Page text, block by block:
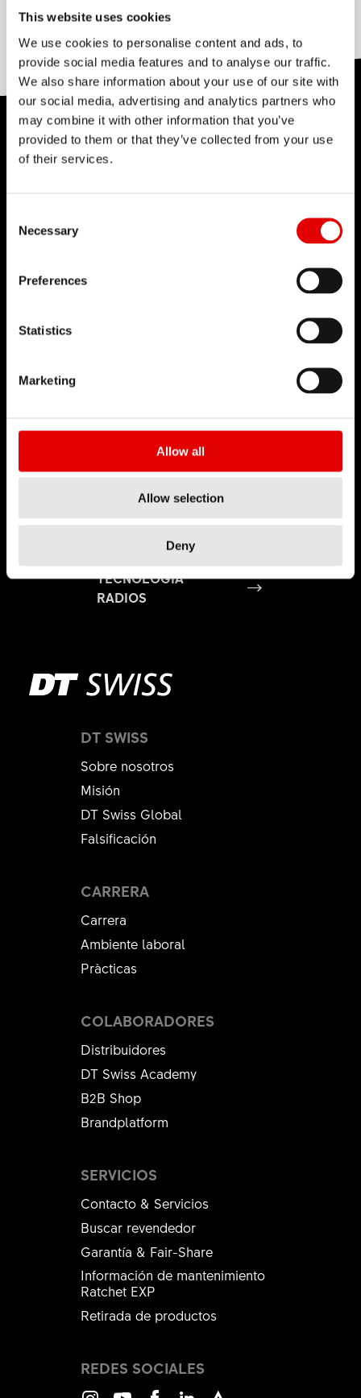
This website uses cookies
We use cookies to personalise content and ads, to
provide social media features and to analyse our traffic.
We also share information about your use of our site with
our social media, advertising and analytics partners who
may combine it with other information that you’ve
provided to them or that they’ve collected from your use
of their services.
Necessary
Preferences
Statistics
Marketing
Allow all
Allow selection
Deny
None
TECNOLOGÍA
Creemos en el arte de la ingeniería y
Nuestro principio rector es llevar los límites de la
TECNOLOGÍA
RADIOS
DT SWISS
Sobre nosotros
Misión
DT Swiss Global
Falsificación
CARRERA
Carrera
Ambiente laboral
Pràcticas
SERVICIOS
Contacto & Servicios
Buscar revendedor
Garantía & Fair-Share
Información de mantenimiento
Ratchet EXP
Retirada de productos
COLABORADORES
Distribuidores
DT Swiss Academy
B2B Shop
Brandplatform
REDES SOCIALES